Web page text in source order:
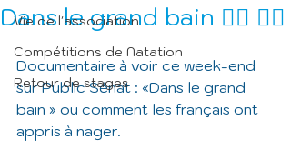
Vie de l'association
Compétitions de Natation
Retour de stages
Dans le grand bain 🏊‍♀️ 🏊‍♂️
Documentaire à voir ce week-end
sur Public Sénat : «Dans le grand
bain » ou comment les français ont
appris à nager.